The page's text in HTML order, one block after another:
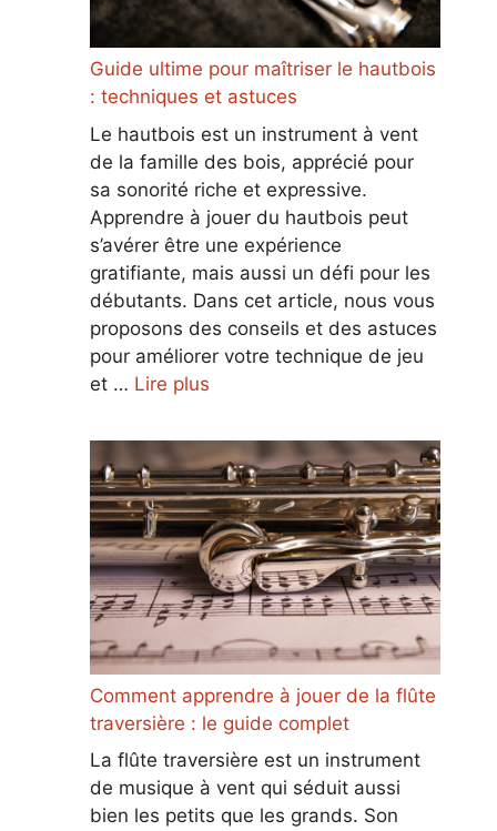
Guide ultime pour maîtriser le hautbois
: techniques et astuces
Le hautbois est un instrument à vent
de la famille des bois, apprécié pour
sa sonorité riche et expressive.
Apprendre à jouer du hautbois peut
s’avérer être une expérience
gratifiante, mais aussi un défi pour les
débutants. Dans cet article, nous vous
proposons des conseils et des astuces
pour améliorer votre technique de jeu
et … Lire plus
Comment apprendre à jouer de la flûte
traversière : le guide complet
La flûte traversière est un instrument
de musique à vent qui séduit aussi
bien les petits que les grands. Son